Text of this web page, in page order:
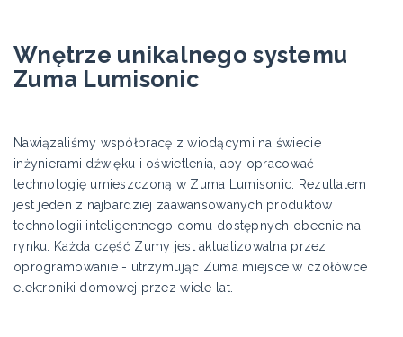
Wnętrze unikalnego systemu
Zuma Lumisonic
Nawiązaliśmy współpracę z wiodącymi na świecie
inżynierami dźwięku i oświetlenia, aby opracować
technologię umieszczoną w Zuma Lumisonic. Rezultatem
jest jeden z najbardziej zaawansowanych produktów
technologii inteligentnego domu dostępnych obecnie na
rynku. Każda część Zumy jest aktualizowalna przez
oprogramowanie - utrzymując Zuma miejsce w czołówce
elektroniki domowej przez wiele lat.